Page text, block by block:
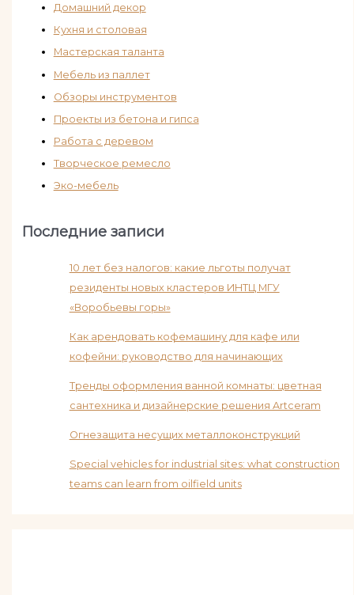
Домашний декор
Кухня и столовая
Мастерская таланта
Мебель из паллет
Обзоры инструментов
Проекты из бетона и гипса
Работа с деревом
Творческое ремесло
Эко-мебель
Последние записи
10 лет без налогов: какие льготы получат
резиденты новых кластеров ИНТЦ МГУ
«Воробьевы горы»
Как арендовать кофемашину для кафе или
кофейни: руководство для начинающих
Тренды оформления ванной комнаты: цветная
сантехника и дизайнерские решения Artceram
Огнезащита несущих металлоконструкций
Special vehicles for industrial sites: what construction
teams can learn from oilfield units